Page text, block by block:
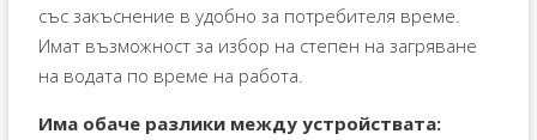
със закъснение в удобно за потребителя време.
Имат възможност за избор на степен на загряване
на водата по време на работа.
Има обаче разлики между устройствата: